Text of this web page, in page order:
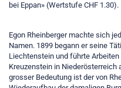
bei Eppan» (Wertstufe CHF 1.30).
Egon Rheinberger machte sich
Namen. 1899 begann er seine
Liechtenstein und führte
Kreuzenstein in Niederösterreich
grosser Bedeutung ist der von